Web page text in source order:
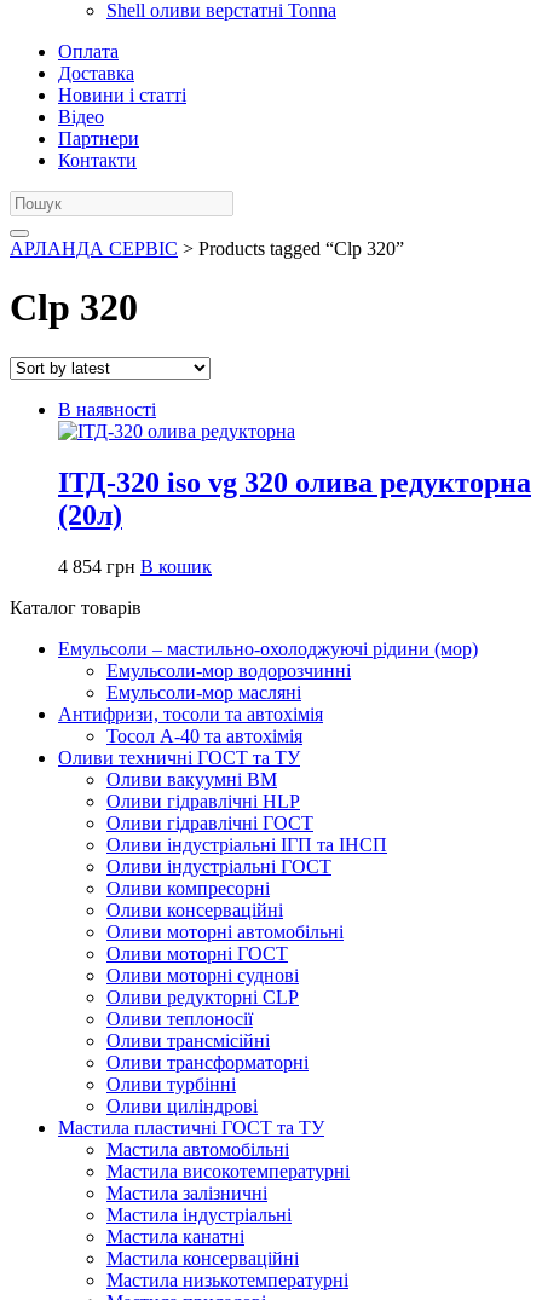
Shell оливи верстатні Tonna
Оплата
Доставка
Новини і статті
Відео
Партнери
Контакти
АРЛАНДА СЕРВІС > Products tagged “Clp 320”
Clp 320
В наявності
ІТД-320 iso vg 320 олива редукторна
(20л)
4 854 грн В кошик
Каталог товарів
Емульсоли – мастильно-охолоджуючі рідини (мор)
Емульсоли-мор водорозчинні
Емульсоли-мор масляні
Антифризи, тосоли та автохімія
Тосол А-40 та автохімія
Оливи техничні ГОСТ та ТУ
Оливи вакуумні ВМ
Оливи гідравлічні HLP
Оливи гідравлічні ГОСТ
Оливи індустріальні ІГП та ІНСП
Оливи індустріальні ГОСТ
Оливи компресорні
Оливи консерваційні
Оливи моторні автомобільні
Оливи моторні ГОСТ
Оливи моторні суднові
Оливи редукторні CLP
Оливи теплоносії
Оливи трансмісійні
Оливи трансформаторні
Оливи турбінні
Оливи циліндрові
Мастила пластичні ГОСТ та ТУ
Мастила автомобільні
Мастила високотемпературні
Мастила залізничні
Мастила індустріальні
Мастила канатні
Мастила консерваційні
Мастила низькотемпературні